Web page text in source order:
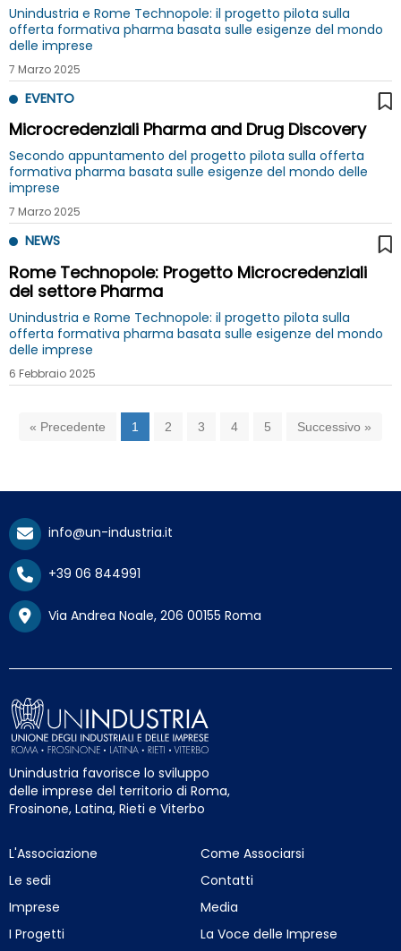
Unindustria e Rome Technopole: il progetto pilota sulla
offerta formativa pharma basata sulle esigenze del mondo
delle imprese
7 Marzo 2025
EVENTO
Microcredenziali Pharma and Drug Discovery
Secondo appuntamento del progetto pilota sulla offerta
formativa pharma basata sulle esigenze del mondo delle
imprese
7 Marzo 2025
NEWS
Rome Technopole: Progetto Microcredenziali
del settore Pharma
Unindustria e Rome Technopole: il progetto pilota sulla
offerta formativa pharma basata sulle esigenze del mondo
delle imprese
6 Febbraio 2025
« Precedente 1 2 3 4 5 Successivo »
info@un-industria.it
+39 06 844991
Via Andrea Noale, 206 00155 Roma
Unindustria favorisce lo sviluppo
delle imprese del territorio di Roma,
Frosinone, Latina, Rieti e Viterbo
L'Associazione
Le sedi
Imprese
I Progetti
Come Associarsi
Contatti
Media
La Voce delle Imprese